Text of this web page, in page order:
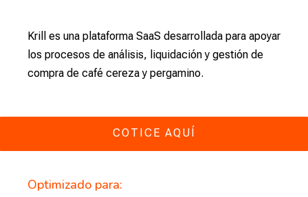
Krill es una plataforma SaaS desarrollada para apoyar
los procesos de análisis, liquidación y gestión de
compra de café cereza y pergamino.
COTICE AQUÍ
Optimizado para: